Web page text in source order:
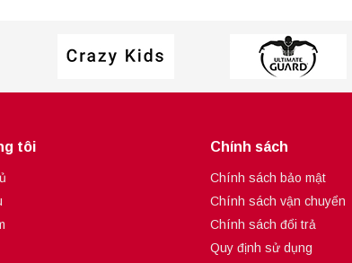
tôi Chính sách
Chính sách bảo mật
Chính sách vận chuyển
Chính sách đổi trả
Quy định sử dụng